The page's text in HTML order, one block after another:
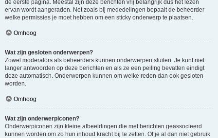
de eerste pagina. Meestal zijn deze berichten vrij belangrijk dus het lezen
ervan wordt aangeraden. Net zoals bij mededelingen bepaalt de beheerder
welke permissies je moet hebben om een sticky onderwerp te plaatsen.
Omhoog
Wat zijn gesloten onderwerpen?
Zowel moderators als beheerders kunnen onderwerpen sluiten. Je kunt niet
langer antwoorden op deze berichten en als ze een peiling bevatten eindigt
deze automatisch. Onderwerpen kunnen om welke reden dan ook gesloten
worden.
Omhoog
Wat zijn onderwerpiconen?
Onderwerpiconen zijn kleine afbeeldingen die met berichten geassocieerd
kunnen worden om zo hun inhoud kracht bij te zetten. Of je al dan niet gebruik